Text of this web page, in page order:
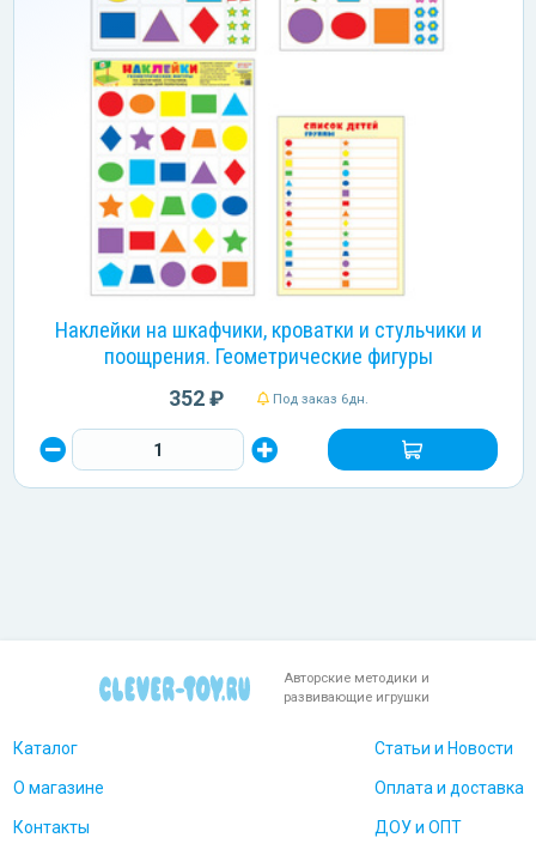
Наклейки на шкафчики, кроватки и стульчики и
поощрения. Геометрические фигуры
352 ₽ Под заказ 6дн.
Авторские методики и
развивающие игрушки
Каталог
О магазине
Контакты
Статьи и Новости
Оплата и доставка
ДОУ и ОПТ